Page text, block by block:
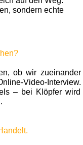
sondern echte
ob wir zueinander
Video-Interview.
– bei Klöpfer wird